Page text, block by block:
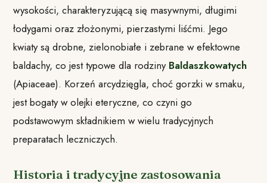
wysokości, charakteryzującą się masywnymi, długimi
łodygami oraz złożonymi, pierzastymi liśćmi. Jego
kwiaty są drobne, zielonobiałe i zebrane w efektowne
baldachy, co jest typowe dla rodziny Baldaszkowatych
(Apiaceae). Korzeń arcydzięgla, choć gorzki w smaku,
jest bogaty w olejki eteryczne, co czyni go
podstawowym składnikiem w wielu tradycyjnych
preparatach leczniczych.
Historia i tradycyjne zastosowania